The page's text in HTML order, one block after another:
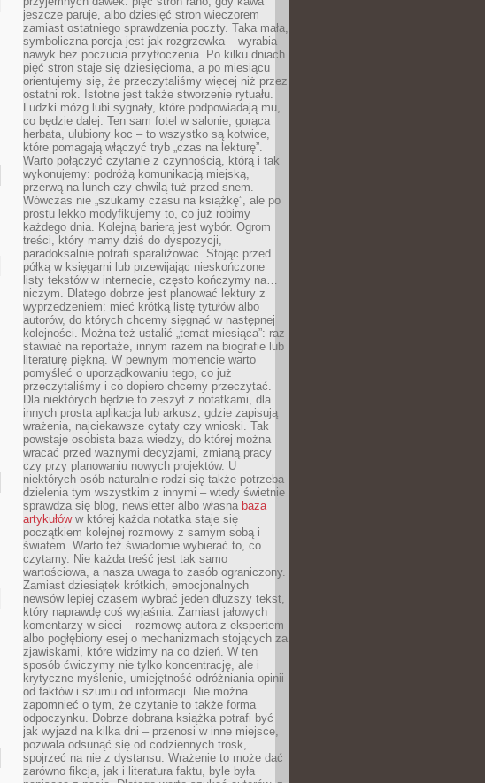
jeszcze paruje, albo dziesięć stron wieczorem
zamiast ostatniego sprawdzenia poczty. Taka mała,
symboliczna porcja jest jak rozgrzewka – wyrabia
nawyk bez poczucia przytłoczenia. Po kilku dniach
pięć stron staje się dziesięcioma, a po miesiącu
orientujemy się, że przeczytaliśmy więcej niż przez
ostatni rok. Istotne jest także stworzenie rytuału.
Ludzki mózg lubi sygnały, które podpowiadają mu,
co będzie dalej. Ten sam fotel w salonie, gorąca
herbata, ulubiony koc – to wszystko są kotwice,
które pomagają włączyć tryb „czas na lekturę”.
Warto połączyć czytanie z czynnością, którą i tak
wykonujemy: podróżą komunikacją miejską,
przerwą na lunch czy chwilą tuż przed snem.
Wówczas nie „szukamy czasu na książkę”, ale po
prostu lekko modyfikujemy to, co już robimy
każdego dnia. Kolejną barierą jest wybór. Ogrom
treści, który mamy dziś do dyspozycji,
paradoksalnie potrafi sparaliżować. Stojąc przed
półką w księgarni lub przewijając nieskończone
listy tekstów w internecie, często kończymy na…
niczym. Dlatego dobrze jest planować lektury z
wyprzedzeniem: mieć krótką listę tytułów albo
autorów, do których chcemy sięgnąć w następnej
kolejności. Można też ustalić „temat miesiąca”: raz
stawiać na reportaże, innym razem na biografie lub
literaturę piękną. W pewnym momencie warto
pomyśleć o uporządkowaniu tego, co już
przeczytaliśmy i co dopiero chcemy przeczytać.
Dla niektórych będzie to zeszyt z notatkami, dla
innych prosta aplikacja lub arkusz, gdzie zapisują
wrażenia, najciekawsze cytaty czy wnioski. Tak
powstaje osobista baza wiedzy, do której można
wracać przed ważnymi decyzjami, zmianą pracy
czy przy planowaniu nowych projektów. U
niektórych osób naturalnie rodzi się także potrzeba
dzielenia tym wszystkim z innymi – wtedy świetnie
sprawdza się blog, newsletter albo własna baza
artykułóww której każda notatka staje się
początkiem kolejnej rozmowy z samym sobą i
światem. Warto też świadomie wybierać to, co
czytamy. Nie każda treść jest tak samo
wartościowa, a nasza uwaga to zasób ograniczony.
Zamiast dziesiątek krótkich, emocjonalnych
newsów lepiej czasem wybrać jeden dłuższy tekst,
który naprawdę coś wyjaśnia. Zamiast jałowych
komentarzy w sieci – rozmowę autora z ekspertem
albo pogłębiony esej o mechanizmach stojących za
zjawiskami, które widzimy na co dzień. W ten
sposób ćwiczymy nie tylko koncentrację, ale i
krytyczne myślenie, umiejętność odróżniania opinii
od faktów i szumu od informacji. Nie można
zapomnieć o tym, że czytanie to także forma
odpoczynku. Dobrze dobrana książka potrafi być
jak wyjazd na kilka dni – przenosi w inne miejsce,
pozwala odsunąć się od codziennych trosk,
spojrzeć na nie z dystansu. Wrażenie to może dać
zarówno fikcja, jak i literatura faktu, byle była